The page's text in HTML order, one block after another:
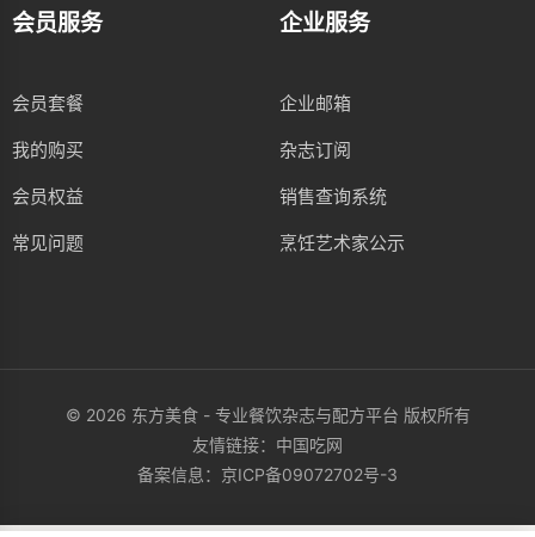
会员服务
会员套餐
我的购买
会员权益
常见问题
企业服务
企业邮箱
杂志订阅
销售查询系统
烹饪艺术家公示
© 2026 东方美食 - 专业餐饮杂志与配方平台 版权所有
友情链接： 中国吃网
备案信息： 京ICP备09072702号-3